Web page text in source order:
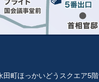
町ほっかいどうスクエア5階